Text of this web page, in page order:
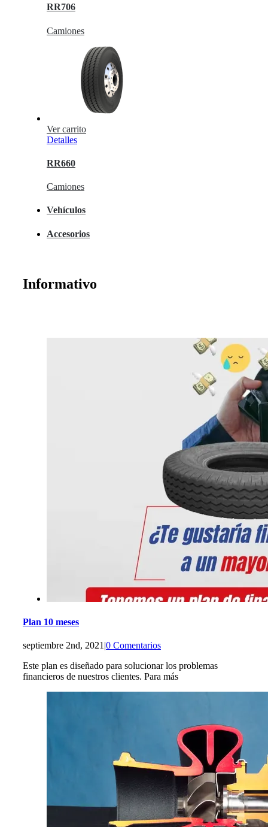
RR706
Camiones
Ver carrito
Detalles
RR660
Camiones
Vehículos
Accesorios
Informativo
Plan 10 meses
septiembre 2nd, 2021 |0 Comentarios
Este plan es diseñado para solucionar los problemas
financieros de nuestros clientes. Para más